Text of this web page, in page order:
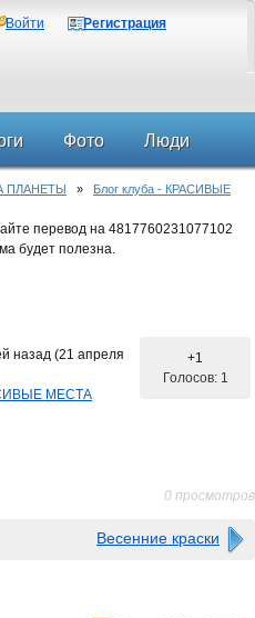
Войти Регистрация
Фото Люди
ПЛАНЕТЫ » Блог клуба - КРАСИВЫЕ
перевод на 4817760231077102
будет полезна.
назад (21 апреля
МЕСТА
+1
Голосов: 1
0 просмотров
Весенние краски